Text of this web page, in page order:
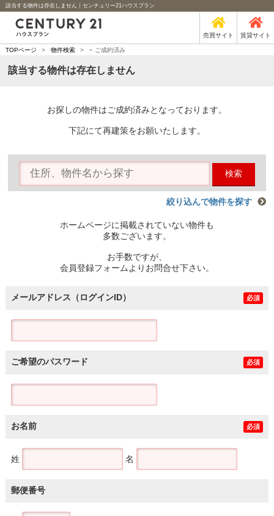
該当する物件は存在しません｜センチュリー21ハウスプラン
売買サイト 賃貸サイト
TOPページ > 物件検索 > - ご成約済み
該当する物件は存在しません
お探しの物件はご成約済みとなっております。
下記にて再建策をお願いたします。
検索
絞り込んで物件を探す
ホームページに掲載されていない物件も
多数ございます。
お手数ですが、
会員登録フォームよりお問合せ下さい。
メールアドレス（ログインID） 必須
ご希望のパスワード 必須
お名前 必須
姓 名
郵便番号